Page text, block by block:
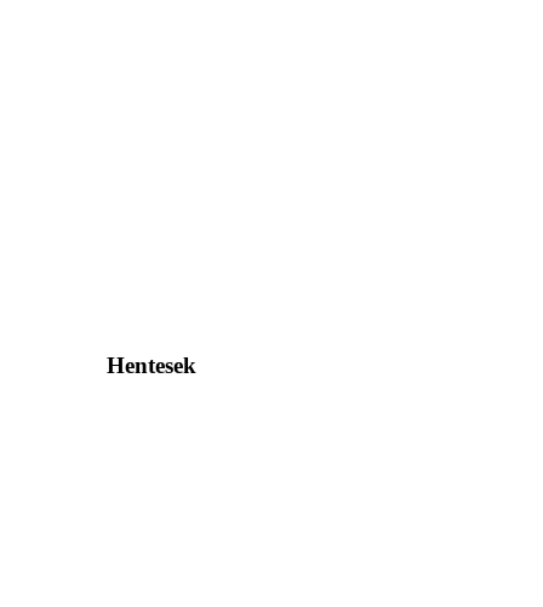
Hentesek